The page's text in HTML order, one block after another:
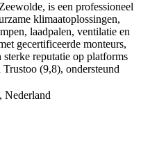
is een professioneel
klimaatoplossingen,
laadpalen, ventilatie en
gecertificeerde monteurs,
reputatie op platforms
(9,8), ondersteund
Nederland